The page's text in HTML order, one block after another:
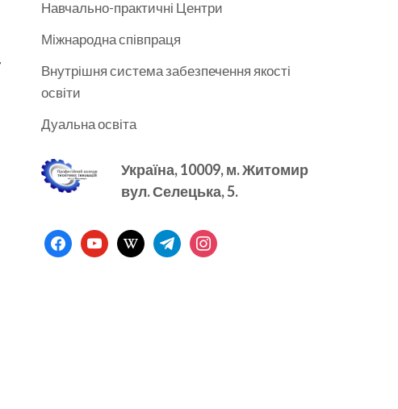
Навчально-практичні Центри
Міжнародна співпраця
Внутрішня система забезпечення якості
освіти
Дуальна освіта
Україна, 10009, м.Житомир
вул. Селецька, 5.
facebookyoutubewikipediatelegraminstagram